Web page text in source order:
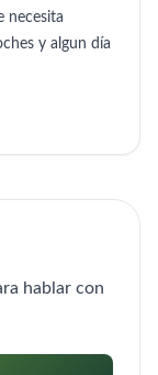
necesita
y algun día
hablar con